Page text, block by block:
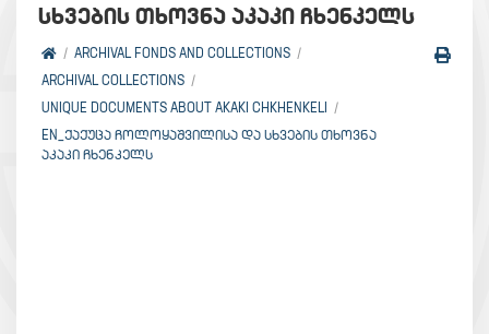
სხვების თხოვნა აკაკი ჩხენკელს
ARCHIVAL FONDS AND COLLECTIONS
ARCHIVAL COLLECTIONS
UNIQUE DOCUMENTS ABOUT AKAKI CHKHENKELI
EN_ᲥᲐᲥᲣᲪᲐ ᲩᲝᲚᲝᲧᲐᲨᲕᲘᲚᲘᲡᲐ ᲓᲐ ᲡᲮᲕᲔᲑᲘᲡ ᲗᲮᲝᲕᲜᲐ
ᲐᲙᲐᲙᲘ ᲩᲮᲔᲜᲙᲔᲚᲡ